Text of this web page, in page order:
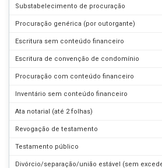
Substabelecimento de procuração
Procuração genérica (por outorgante)
Escritura sem conteúdo financeiro
Escritura de convenção de condomínio
Procuração com conteúdo financeiro
Inventário sem conteúdo financeiro
Ata notarial (até 2 folhas)
Revogação de testamento
Testamento público
Divórcio/separação/união estável (sem